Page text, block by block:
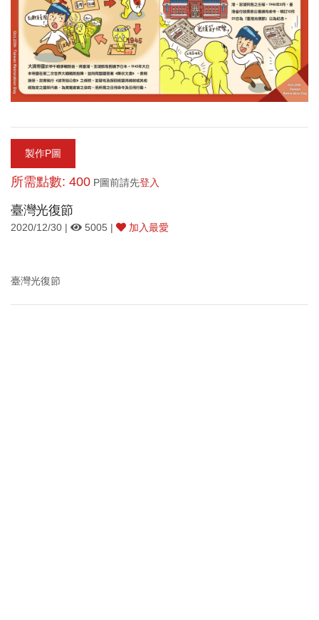
製作P圖
所需點數: 400 P圖前請先登入
臺灣光復節
2020/12/30 | 5005 | 加入最愛
臺灣光復節